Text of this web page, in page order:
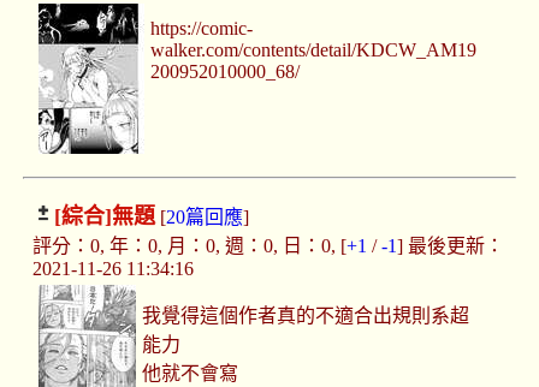
https://comic-
walker.com/contents/detail/KDCW_AM19
200952010000_68/
[綜合]無題[20篇回應]
評分：0, 年：0, 月：0, 週：0, 日：0, [+1 /-1] 最後更新：
2021-11-26 11:34:16
我覺得這個作者真的不適合出規則系超
能力
他就不會寫